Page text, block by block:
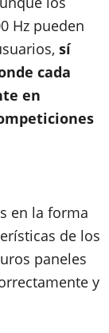
Hz pueden
sí
cada
en
en la forma
de los
paneles
y